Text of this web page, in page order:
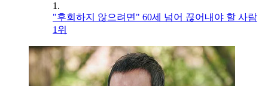
1.
"후회하지 않으려면" 60세 넘어 끊어내야 할 사람
1위